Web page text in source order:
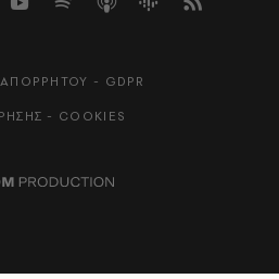
- GDPR
- COOKIES